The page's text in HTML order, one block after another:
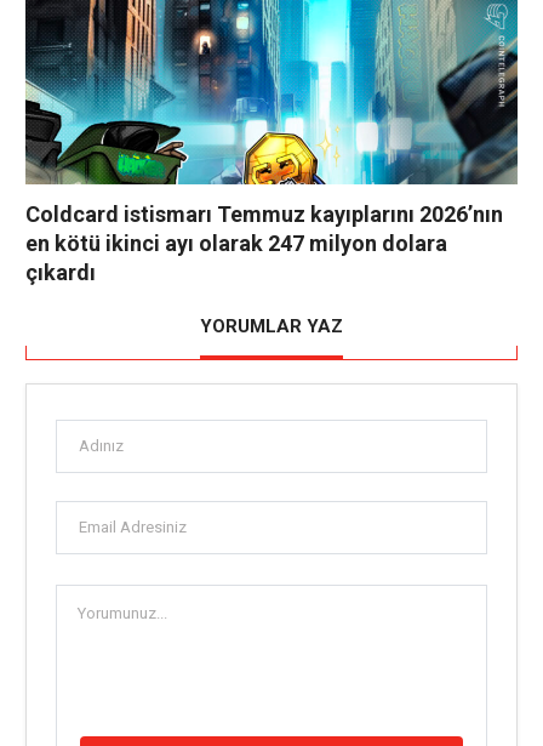
Coldcard istismarı Temmuz kayıplarını 2026’nın
en kötü ikinci ayı olarak 247 milyon dolara
çıkardı
YORUMLAR YAZ